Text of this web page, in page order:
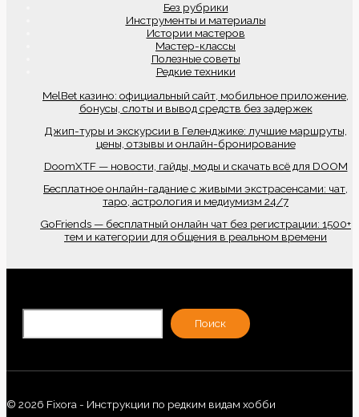
Без рубрики
Инструменты и материалы
Истории мастеров
Мастер-классы
Полезные советы
Редкие техники
MelBet казино: официальный сайт, мобильное приложение,
бонусы, слоты и вывод средств без задержек
Джип-туры и экскурсии в Геленджике: лучшие маршруты,
цены, отзывы и онлайн-бронирование
DoomXTF — новости, гайды, моды и скачать всё для DOOM
Бесплатное онлайн-гадание с живыми экстрасенсами: чат,
таро, астрология и медиумизм 24/7
GoFriends — бесплатный онлайн чат без регистрации: 1500+
тем и категории для общения в реальном времени
Поиск
© 2026 Fixora - Инструкции по редким видам хобби